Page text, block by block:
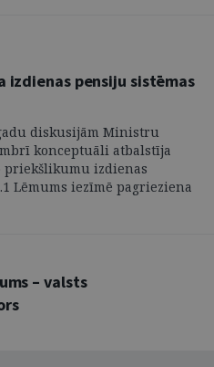
izdienas pensiju sistēmas
diskusijām Ministru
konceptuāli atbalstīja
priekšlikumu izdienas
Lēmums iezīmē pagrieziena
– valsts